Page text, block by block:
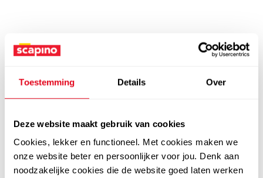
Toestemming Details Over
Deze website maakt gebruik van cookies
Cookies, lekker en functioneel. Met cookies maken we
onze website beter en persoonlijker voor jou. Denk aan
noodzakelijke cookies die de website goed laten werken